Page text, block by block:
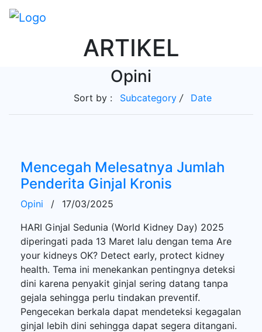
ARTIKEL
Opini
Sort by : Subcategory / Date
Mencegah Melesatnya Jumlah
Penderita Ginjal Kronis
Opini /
17/03/2025
HARI Ginjal Sedunia (World Kidney Day) 2025
diperingati pada 13 Maret lalu dengan tema Are
your kidneys OK? Detect early, protect kidney
health. Tema ini menekankan pentingnya deteksi
dini karena penyakit ginjal sering datang tanpa
gejala sehingga perlu tindakan preventif.
Pengecekan berkala dapat mendeteksi kegagalan
ginjal lebih dini sehingga dapat segera ditangani.